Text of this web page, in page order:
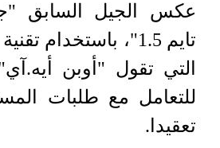
عكس الجيل السابق
التي تقول "أوبن
للتعامل مع طلبات
تعقيدا.